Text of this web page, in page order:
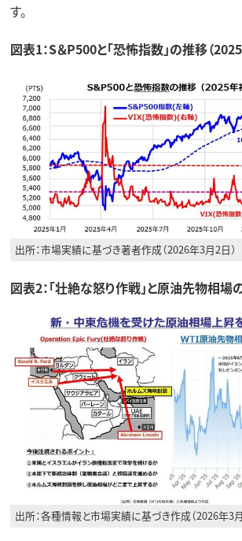
す。
図表1：S＆P500と「恐怖指数」の推移（
出所：市場実績に基づき著者作成（2026年3月2日）
図表2：「壮絶な怒り作戦」と原油先物相場
出所：各種情報と市場実績に基づき作成（2026年3月